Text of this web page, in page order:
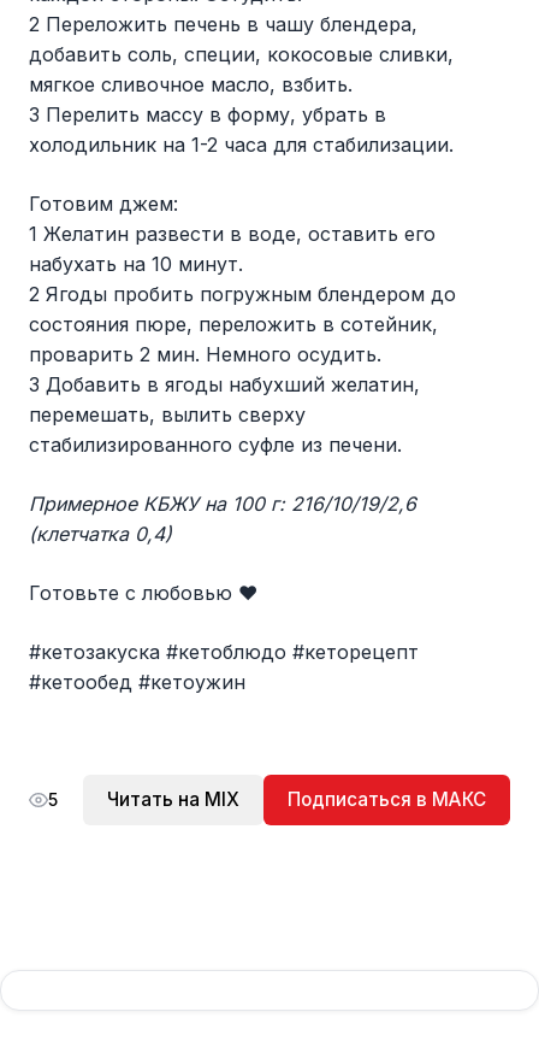
2 Переложить печень в чашу блендера,
добавить соль, специи, кокосовые сливки,
мягкое сливочное масло, взбить.
3 Перелить массу в форму, убрать в
холодильник на 1-2 часа для стабилизации.
Готовим джем:
1 Желатин развести в воде, оставить его
набухать на 10 минут.
2 Ягоды пробить погружным блендером до
состояния пюре, переложить в сотейник,
проварить 2 мин. Немного осудить.
3 Добавить в ягоды набухший желатин,
перемешать, вылить сверху
стабилизированного суфле из печени.
Примерное КБЖУ на 100 г: 216/10/19/2,6
(клетчатка 0,4)
Готовьте с любовью ❤️
#кетозакуска #кетоблюдо #кеторецепт
#кетообед #кетоужин
5 Читать на MIX Подписаться в МАКС